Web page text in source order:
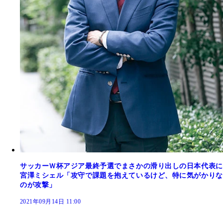
サッカーＷ杯アジア最終予選でまさかの滑り出しの日本代表に
宮澤ミシェル「攻守で課題を抱えているけど、特に気がかりな
のが攻撃」
2021年09月14日 11:00